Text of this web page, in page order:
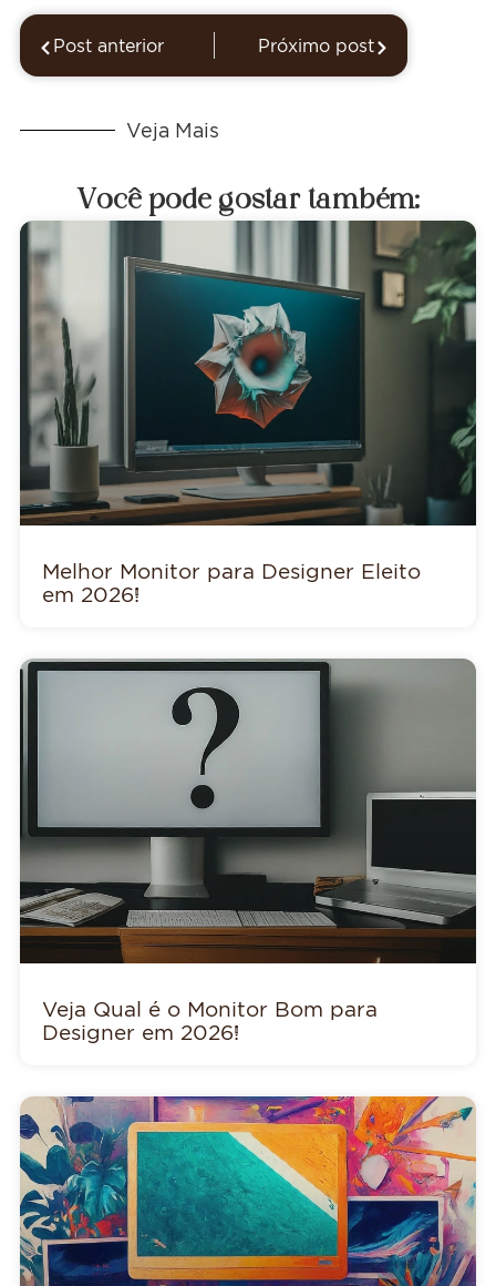
Post anterior Próximo post
Veja Mais
Você pode gostar também:
Melhor Monitor para Designer Eleito
em 2026!
Veja Qual é o Monitor Bom para
Designer em 2026!